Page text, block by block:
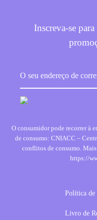
Inscreva-se
O consumidor pode recorrer à
de consumo: CNIACC –
conflitos de consumo.
https://
Política de
Livro de